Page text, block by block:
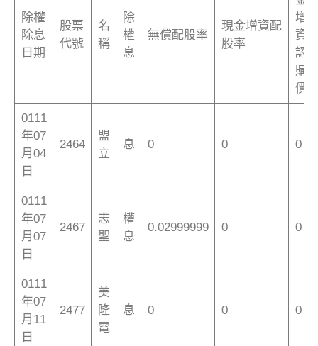
除權
除息
日期
股票
代號
名
稱
除
權
息
無償配股率
現金增資配
股率
增
資
認
購
價
0111
年07
月04
日
2464
盟
立
息 0 0 0
0111
年07
月07
日
2467
志
聖
權
息
0.02999999 0 0
0111
年07
月11
日
2477
美
隆
電
息 0 0 0